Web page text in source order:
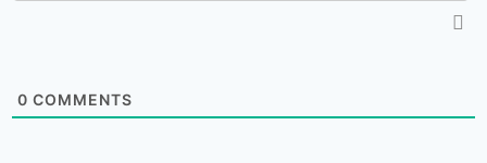
0 COMMENTS